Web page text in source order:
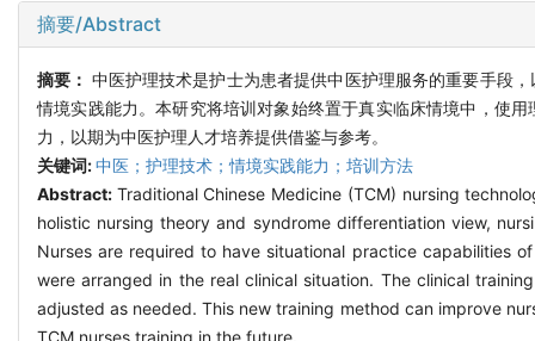
摘要/Abstract
摘要： 中医护理技术是护士为患者提供中医护理服务的重要手段
情境实践能力。本研究将培训对象始终置于真实临床情境中，使
力，以期为中医护理人才培养提供借鉴与参考。
关键词:中医；护理技术；情境实践能力；培训方法
Abstract: Traditional Chinese Medicine (TCM) nursing
holistic nursing theory and syndrome differentiation view,
Nurses are required to have situational practice capabilities
were arranged in the real clinical situation. The clinical
adjusted as needed. This new training method can improve
TCM nurses training in the future.